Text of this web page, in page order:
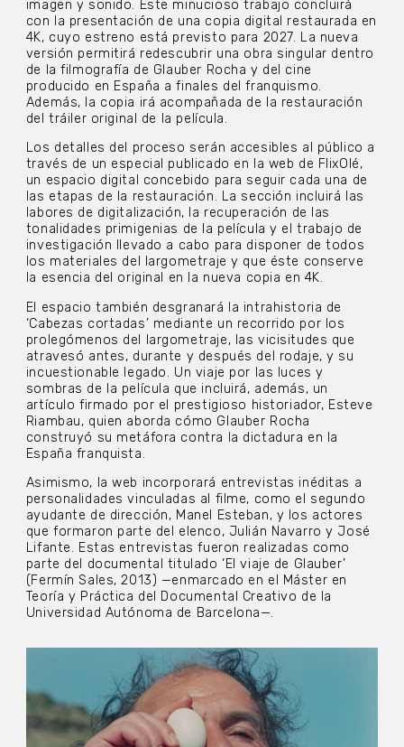
imagen y sonido. Este minucioso trabajo concluirá
con la presentación de una copia digital restaurada en
4K, cuyo estreno está previsto para 2027. La nueva
versión permitirá redescubrir una obra singular dentro
de la filmografía de Glauber Rocha y del cine
producido en España a finales del franquismo.
Además, la copia irá acompañada de la restauración
del tráiler original de la película.
Los detalles del proceso serán accesibles al público a
través de un especial publicado en la web de FlixOlé,
un espacio digital concebido para seguir cada una de
las etapas de la restauración. La sección incluirá las
labores de digitalización, la recuperación de las
tonalidades primigenias de la película y el trabajo de
investigación llevado a cabo para disponer de todos
los materiales del largometraje y que éste conserve
la esencia del original en la nueva copia en 4K.
El espacio también desgranará la intrahistoria de
‘Cabezas cortadas’ mediante un recorrido por los
prolegómenos del largometraje, las vicisitudes que
atravesó antes, durante y después del rodaje, y su
incuestionable legado. Un viaje por las luces y
sombras de la película que incluirá, además, un
artículo firmado por el prestigioso historiador, Esteve
Riambau, quien aborda cómo Glauber Rocha
construyó su metáfora contra la dictadura en la
España franquista.
Asimismo, la web incorporará entrevistas inéditas a
personalidades vinculadas al filme, como el segundo
ayudante de dirección, Manel Esteban, y los actores
que formaron parte del elenco, Julián Navarro y José
Lifante. Estas entrevistas fueron realizadas como
parte del documental titulado ‘El viaje de Glauber’
(Fermín Sales, 2013) —enmarcado en el Máster en
Teoría y Práctica del Documental Creativo de la
Universidad Autónoma de Barcelona—.